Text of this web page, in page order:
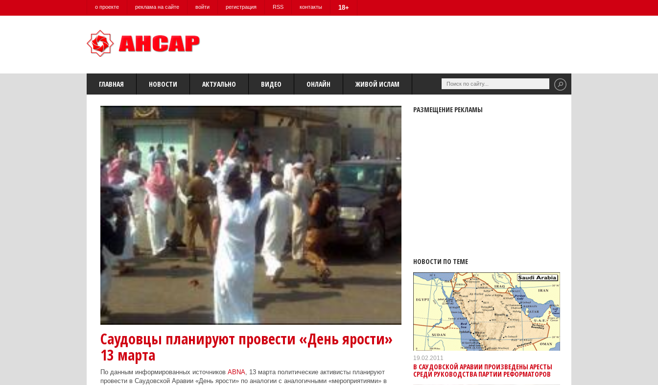
о проекте реклама на сайте войти регистрация RSS контакты 18+
ГЛАВНАЯ НОВОСТИ АКТУАЛЬНО ВИДЕО ОНЛАЙН ЖИВОЙ ИСЛАМ
Саудовцы планируют провести «День ярости»
13 марта
По данным информированных источников ABNA, 13 марта политические активисты планируют
провести в Саудовской Аравии «День ярости» по аналогии с аналогичными «мероприятиями» в
РАЗМЕЩЕНИЕ РЕКЛАМЫ
НОВОСТИ ПО ТЕМЕ
19.02.2011
В САУДОВСКОЙ АРАВИИ ПРОИЗВЕДЕНЫ АРЕСТЫ
СРЕДИ РУКОВОДСТВА ПАРТИИ РЕФОРМАТОРОВ